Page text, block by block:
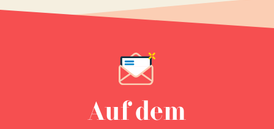
Auf dem